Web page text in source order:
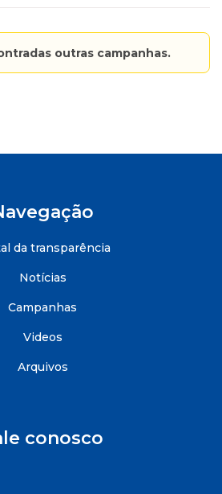
outras campanhas.
da transparência
Notícias
Campanhas
Videos
Arquivos
conosco